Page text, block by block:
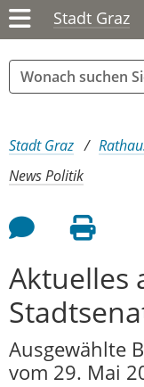
Stadt Graz
Sie sind hier:
Stadt Graz
News Politik
Feedback an Autor
Seite
Aktuelles
Ausgewählte
vom 29. Mai